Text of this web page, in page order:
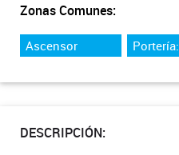
Zonas Comunes:
Ascensor
DESCRIPCIÓN: